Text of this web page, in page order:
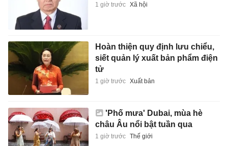
1 giờ trước Xã hội
Hoàn thiện quy định lưu chiểu,
siết quản lý xuất bản phẩm điện
tử
1 giờ trước Xuất bản
'Phố mưa' Dubai, mùa hè
châu Âu nổi bật tuần qua
1 giờ trước Thế giới